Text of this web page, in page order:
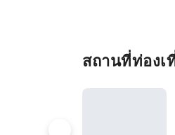
สถานที่ท่องเ